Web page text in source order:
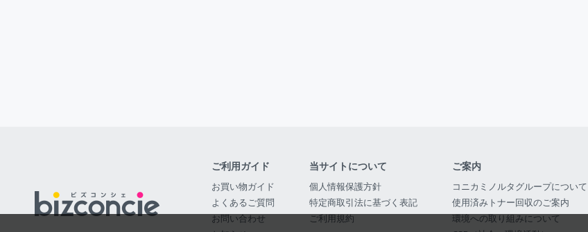
ご利用ガイド
お買い物ガイド
よくあるご質問
お問い合わせ
当サイトについて
個人情報保護方針
特定商取引法に基づく表記
ご利用規約
ご案内
コニカミノルタグループについて
使用済みトナー回収のご案内
環境への取り組みについて